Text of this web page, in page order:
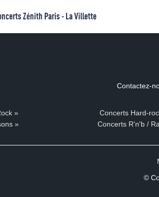
Zénith Paris - La Villette
Contactez-
»
»
Concerts Hard-
Concerts R'n'b /
©